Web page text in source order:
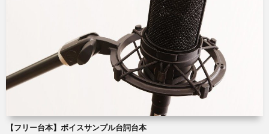
【フリー台本】ボイスサンプル台詞台本